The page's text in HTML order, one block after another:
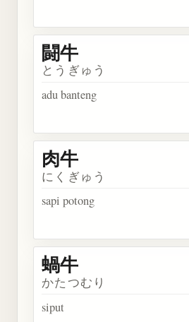
闘牛
とうぎゅう
adu banteng
肉牛
にくぎゅう
sapi potong
蝸牛
かたつむり
siput